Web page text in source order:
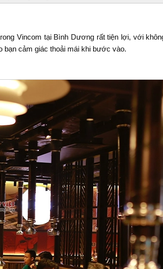
Vincom tại Bình Dương rất tiện lợi, với
bạn cảm giác thoải mái khi bước vào.